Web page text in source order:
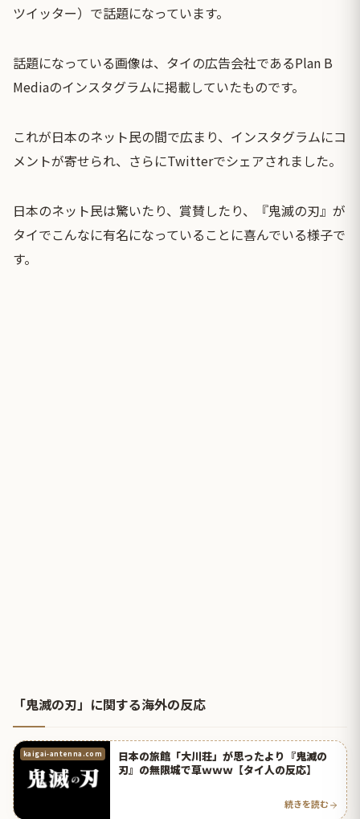
ツイッター）で話題になっています。
話題になっている画像は、タイの広告会社であるPlan B
Mediaのインスタグラムに掲載していたものです。
これが日本のネット民の間で広まり、インスタグラムにコ
メントが寄せられ、さらにTwitterでシェアされました。
日本のネット民は驚いたり、賞賛したり、『鬼滅の刃』が
タイでこんなに有名になっていることに喜んでいる様子で
す。
「鬼滅の刃」に関する海外の反応
kaigai-antenna.com
日本の旅館「大川荘」が思ったより『鬼滅の
刃』の無限城で草ｗｗｗ【タイ人の反応】
続きを読む